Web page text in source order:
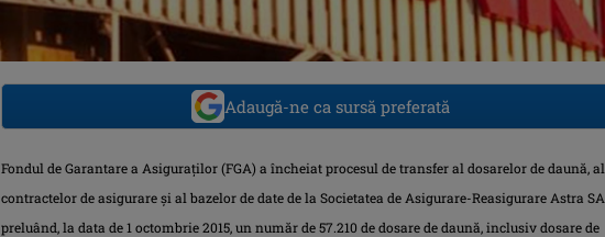
Adaugă-ne ca sursă preferată
Fondul de Garantare a Asiguraţilor (FGA) a încheiat procesul de transfer al dosarelor de daună, al
contractelor de asigurare şi al bazelor de date de la Societatea de Asigurare-Reasigurare Astra
preluând, la data de 1 octombrie 2015, un număr de 57.210 de dosare de daună, inclusiv dosare de